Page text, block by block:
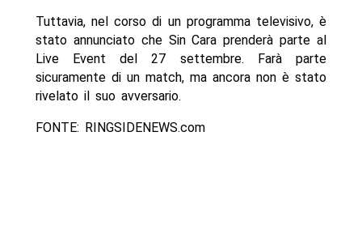
Tuttavia, nel corso di un programma televisivo, è
stato annunciato che Sin Cara prenderà parte al
Live Event del 27 settembre. Farà parte
sicuramente di un match, ma ancora non è stato
rivelato il suo avversario.
FONTE: RINGSIDENEWS.com